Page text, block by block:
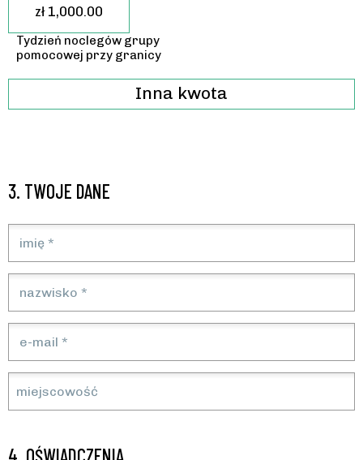
zł 1,000.00
Tydzień noclegów grupy
pomocowej przy granicy
Inna kwota
3. TWOJE DANE